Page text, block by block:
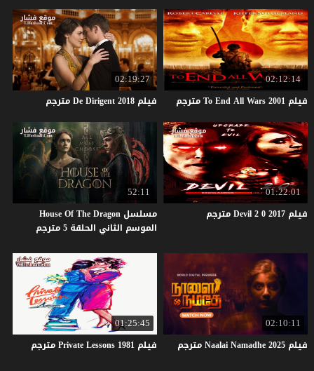
02:12:14
فيلم ToEndAllWars2001 مترجم
02:19:27
فيلم DeDirigent2018 مترجم
01:22:01
فيلم Devil202017 مترجم
52:11
مسلسل House Of The Dragon
الموسم الثاني الحلقة 5 مترجم
02:10:11
فيلم NaalaiNamadhe2025 مترجم
01:25:45
فيلم PrivateLessons 1981 مترجم